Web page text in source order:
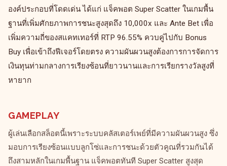
องค์ประกอบที่โดดเด่น ได้แก่ แจ็คพอต Super Scatter ในเกมพื้น
ฐานที่เพิ่มศักยภาพการชนะสูงสุดถึง 10,000x และ Ante Bet เพื่อ
เพิ่มความถี่ของสแคทเทอร์ที่ RTP 96.55% ควบคู่ไปกับ Bonus
Buy เพื่อเข้าถึงฟีเจอร์โดยตรง ความผันผวนสูงต้องการการจัดการ
เงินทุนท่ามกลางการเรียงซ้อนที่ยาวนานและการเรียกรางวัลสูงที่
หายาก
GAMEPLAY
ผู้เล่นเลือกสล็อตนี้เพราะระบบคลัสเตอร์เพย์ที่มีความผันผวนสูง ซึ่ง
มอบการเรียงซ้อนแบบลูกโซ่และการชนะด้วยตัวคูณที่รวมกันได้
ถึงสามหลักในเกมพื้นฐาน แจ็คพอตทันที Super Scatter สูงสุด